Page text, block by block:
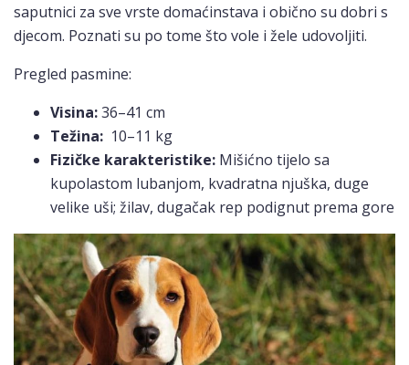
saputnici za sve vrste domaćinstava i obično su dobri s
djecom. Poznati su po tome što vole i žele udovoljiti.
Pregled pasmine:
Visina:36–41 cm
Težina: 10–11 kg
Fizičke karakteristike: Mišićno tijelo sa
kupolastom lubanjom, kvadratna njuška, duge
velike uši; žilav, dugačak rep podignut prema gore